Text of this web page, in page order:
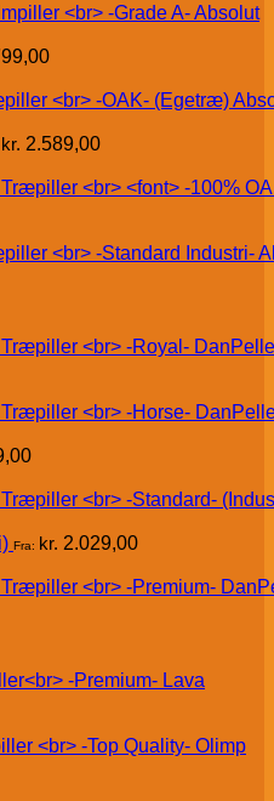
Absolut
kr. 2.589,00
Fra: kr. 2.029,00
Lava
Olimp